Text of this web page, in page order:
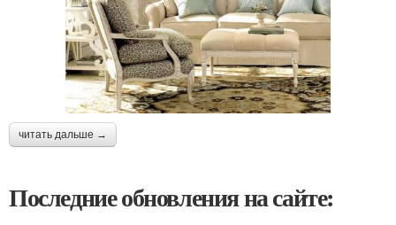
читать дальше →
Последние обновления на сайте: